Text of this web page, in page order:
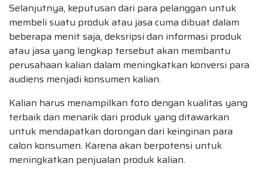
Selanjutnya, keputusan dari para pelanggan untuk
membeli suatu produk atau jasa cuma dibuat dalam
beberapa menit saja, deksripsi dan informasi produk
atau jasa yang lengkap tersebut akan membantu
perusahaan kalian dalam meningkatkan konversi para
audiens menjadi konsumen kalian.
Kalian harus menampilkan foto dengan kualitas yang
terbaik dan menarik dari produk yang ditawarkan
untuk mendapatkan dorongan dari keinginan para
calon konsumen. Karena akan berpotensi untuk
meningkatkan penjualan produk kalian.